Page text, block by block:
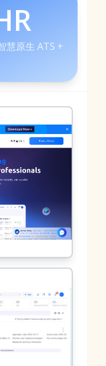
慧原生 ATS +